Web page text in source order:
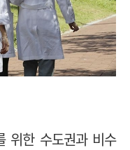
위한 수도권과 비수